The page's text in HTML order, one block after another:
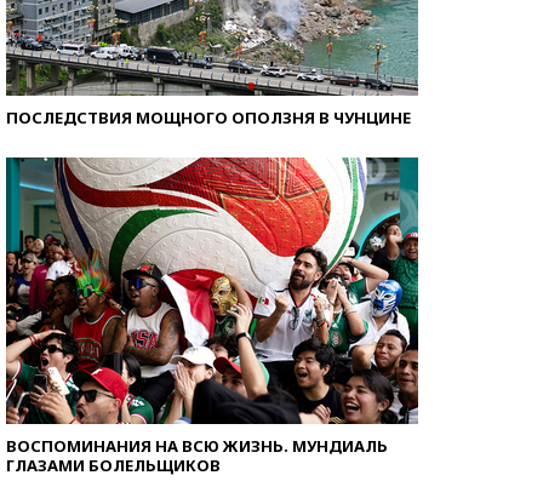
ПОСЛЕДСТВИЯ МОЩНОГО ОПОЛЗНЯ В ЧУНЦИНЕ
ВОСПОМИНАНИЯ НА ВСЮ ЖИЗНЬ. МУНДИАЛЬ
ГЛАЗАМИ БОЛЕЛЬЩИКОВ